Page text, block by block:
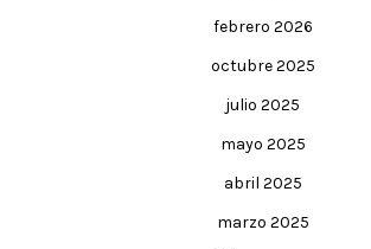
febrero 2026
octubre 2025
julio 2025
mayo 2025
abril 2025
marzo 2025